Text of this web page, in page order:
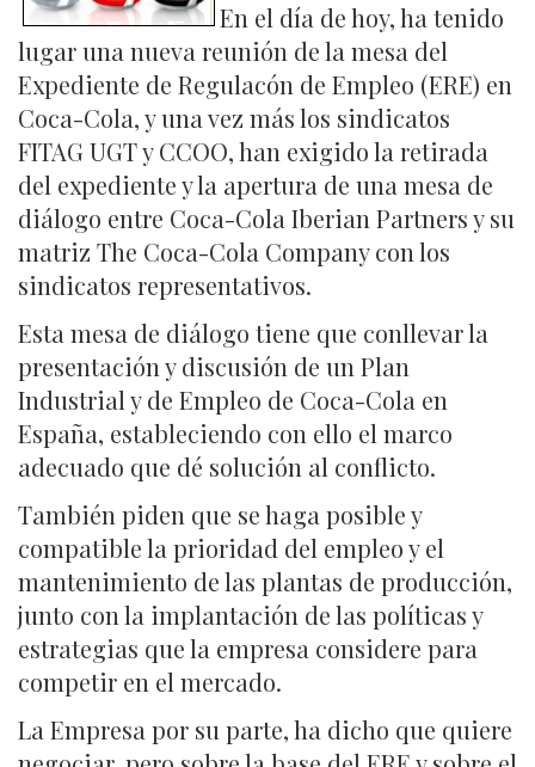
En el día de hoy, ha tenido
lugar una nueva reunión de la mesa del
Expediente de Regulacón de Empleo (ERE) en
Coca-Cola, y una vez más los sindicatos
FITAG UGT y CCOO, han exigido la retirada
del expediente y la apertura de una mesa de
diálogo entre Coca-Cola Iberian Partners y su
matriz The Coca-Cola Company con los
sindicatos representativos.
Esta mesa de diálogo tiene que conllevar la
presentación y discusión de un Plan
Industrial y de Empleo de Coca-Cola en
España, estableciendo con ello el marco
adecuado que dé solución al conflicto.
También piden que se haga posible y
compatible la prioridad del empleo y el
mantenimiento de las plantas de producción,
junto con la implantación de las políticas y
estrategias que la empresa considere para
competir en el mercado.
La Empresa por su parte, ha dicho que quiere